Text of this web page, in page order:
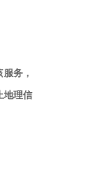
务，
地理信